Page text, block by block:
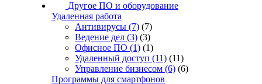
Другое ПО и оборудование
Удаленная работа
Антивирусы (7) (7)
Ведение дел (3) (3)
Офисное ПО (1) (1)
Удаленный доступ (11) (11)
Управление бизнесом (6) (6)
Программы для смартфонов